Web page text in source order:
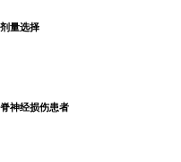
量选择
神经损伤患者